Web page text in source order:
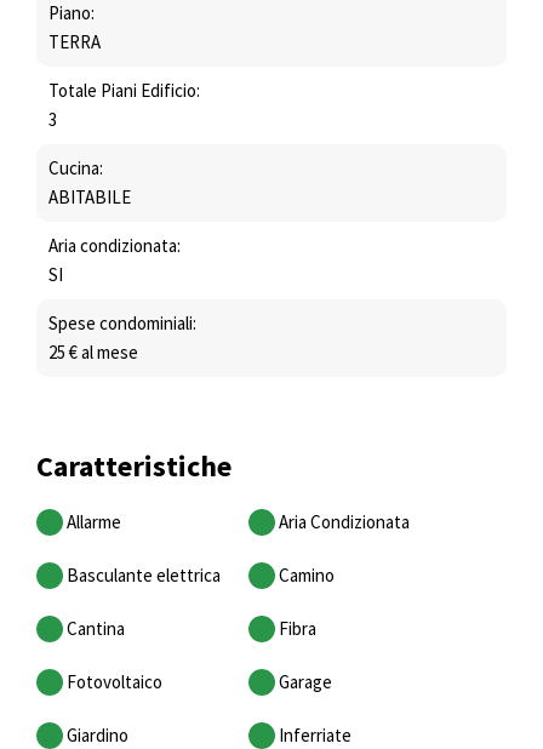
Piano:
TERRA
Totale Piani Edificio:
3
Cucina:
ABITABILE
Aria condizionata:
SI
Spese condominiali:
25 € al mese
Caratteristiche
Allarme Aria Condizionata
Basculante elettrica Camino
Cantina Fibra
Fotovoltaico Garage
Giardino Inferriate